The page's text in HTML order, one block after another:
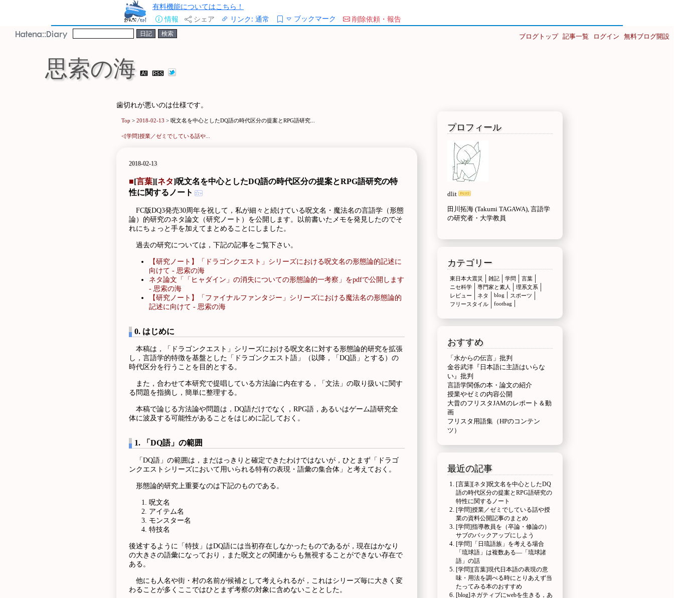
有料機能についてはこちら！
情報
シェア リンク: 通常 ブックマーク 削除依頼・報告